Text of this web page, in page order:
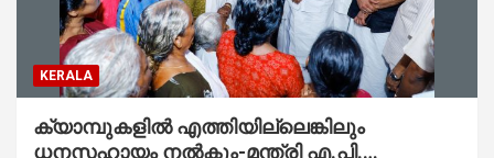
KERALA
ക്യാമ്പുകളിൽ എത്തിയില്ലെങ്കിലും
ധനസഹായം നൽകും-മന്ത്രി എ.പി.